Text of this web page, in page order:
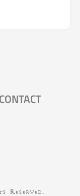
CONTACT